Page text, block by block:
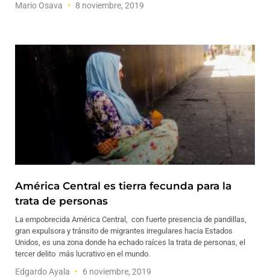
Mario Osava 8 noviembre, 2019
América Central es tierra fecunda para la
trata de personas
La empobrecida América Central, con fuerte presencia de pandillas,
gran expulsora y tránsito de migrantes irregulares hacia Estados
Unidos, es una zona donde ha echado raíces la trata de personas, el
tercer delito más lucrativo en el mundo.
Edgardo Ayala 6 noviembre, 2019